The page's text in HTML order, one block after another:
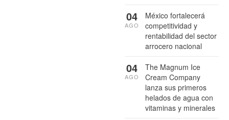
México fortalecerá
competitividad y
rentabilidad del sector
arrocero nacional
04
AGO
The Magnum Ice
Cream Company
lanza sus primeros
helados de agua con
vitaminas y minerales
04
AGO